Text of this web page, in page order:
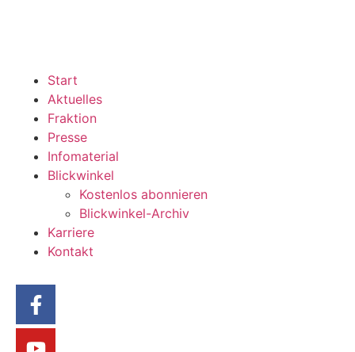
Start
Aktuelles
Fraktion
Presse
Infomaterial
Blickwinkel
Kostenlos abonnieren
Blickwinkel-Archiv
Karriere
Kontakt